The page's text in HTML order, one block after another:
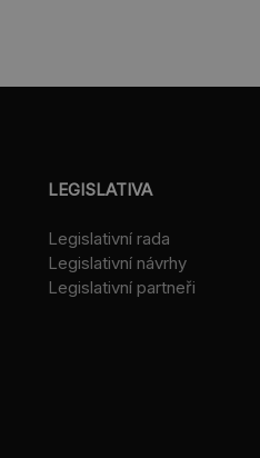
LEGISLATIVA
Legislativní rada
Legislativní návrhy
Legislativní partneři